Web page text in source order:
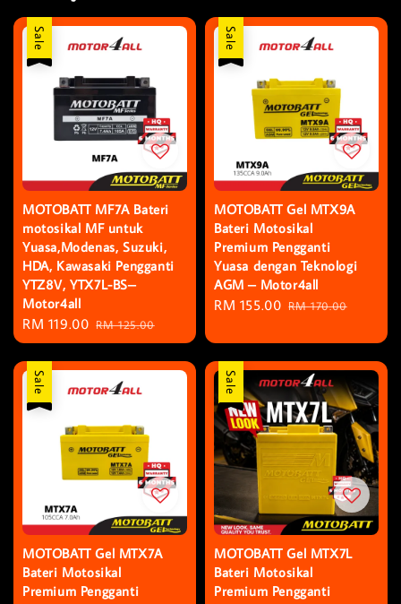
Sale
MOTOBATT MF7A Bateri
motosikal MF untuk
Yuasa,Modenas, Suzuki,
HDA, Kawasaki Pengganti
YTZ8V, YTX7L-BS–
Motor4all
Sale
price
RM 119.00 Regular
price
RM 125.00
Sale
MOTOBATT Gel MTX9A
Bateri Motosikal
Premium Pengganti
Yuasa dengan Teknologi
AGM – Motor4all
Sale
RM 155.00 Regular
RM 170.00
Sale
MOTOBATT Gel MTX7A
Bateri Motosikal
Premium Pengganti
Sale
MOTOBATT Gel MTX7L
Bateri Motosikal
Premium Pengganti